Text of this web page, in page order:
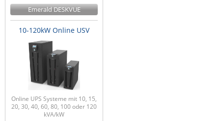
Emerald DESKVUE
10-120kW Online USV
Online UPS Systeme mit 10, 15,
20, 30, 40, 60, 80, 100 oder 120
kVA/kW